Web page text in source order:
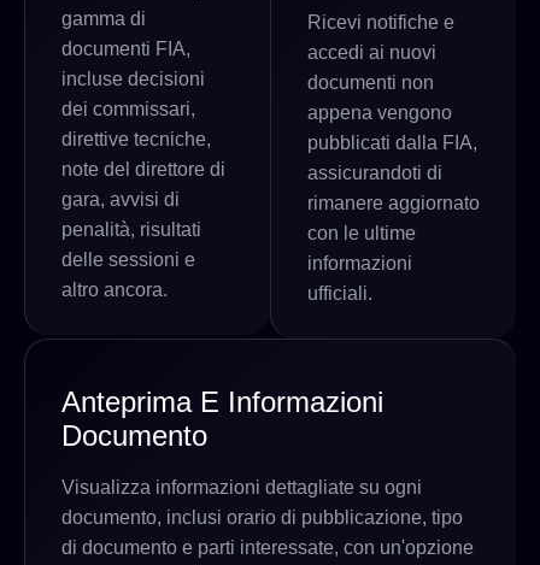
gamma di
documenti FIA,
incluse decisioni
dei commissari,
direttive tecniche,
note del direttore di
gara, avvisi di
penalità, risultati
delle sessioni e
altro ancora.
Ricevi notifiche e
accedi ai nuovi
documenti non
appena vengono
pubblicati dalla FIA,
assicurandoti di
rimanere aggiornato
con le ultime
informazioni
ufficiali.
Anteprima E Informazioni
Documento
Visualizza informazioni dettagliate su ogni
documento, inclusi orario di pubblicazione, tipo
di documento e parti interessate, con un'opzione